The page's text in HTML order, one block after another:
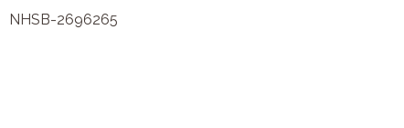
NHSB-2696265